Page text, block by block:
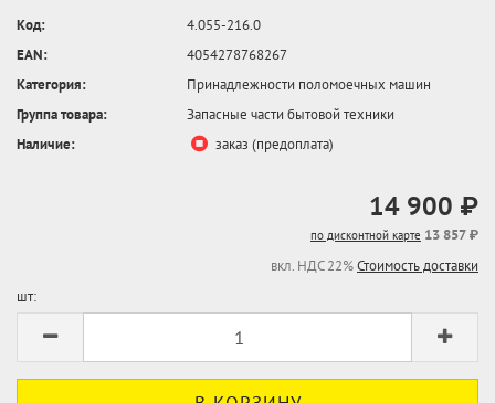
Код:
4.055-216.0
EAN:
4054278768267
Категория:
Принадлежности поломоечных машин
Группа товара:
Запасные части бытовой техники
Наличие:
заказ (предоплата)
14 900 ₽
по дисконтной карте 13 857 ₽
вкл. НДС 22%Стоимость доставки
шт: